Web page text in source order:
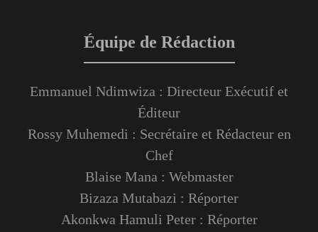
Équipe de Rédaction
Emmanuel Ndimwiza : Directeur Exécutif et
Éditeur
Rossy Muhemedi : Secrétaire et Rédacteur en
Chef
Blaise Mana : Webmaster
Bizaza Mutabazi : Réporter
Akonkwa Hamuli Peter : Réporter